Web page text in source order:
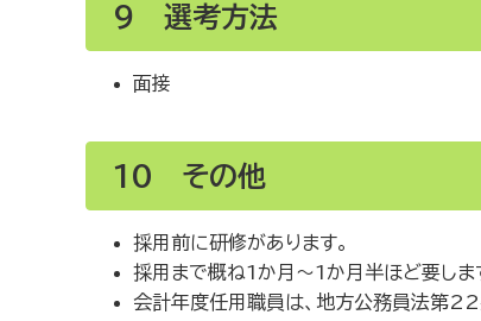
9 選考方法
面接
10 その他
採用前に研修があります。
採用まで概ね1か月～1か月半ほど要しま
会計年度任用職員は、地方公務員法第